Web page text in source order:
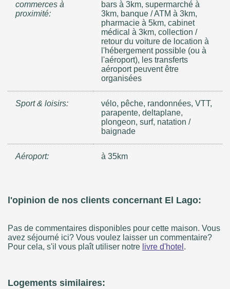
commerces à
proximité:
bars à 3km, supermarché à
3km, banque / ATM à 3km,
pharmacie à 5km, cabinet
médical à 3km, collection /
retour du voiture de location à
l'hébergement possible (ou à
l'aéroport), les transferts
aéroport peuvent être
organisées
Sport & loisirs:
vélo, pêche, randonnées, VTT,
parapente, deltaplane,
plongeon, surf, natation /
baignade
Aéroport: à 35km
l'opinion de nos clients concernant El Lago:
Pas de commentaires disponibles pour cette maison. Vous
avez séjourné ici? Vous voulez laisser un commentaire?
Pour cela, s'il vous plaît utiliser notre livre d'hotel .
Logements similaires: